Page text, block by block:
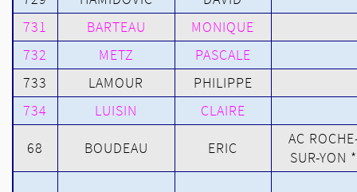
731
BARTEAU
MONIQUE
732
METZ
PASCALE
733
LAMOUR
PHILIPPE
734
LUISIN CLAIRE
68 BOUDEAU ERIC
AC
SUR-YON *